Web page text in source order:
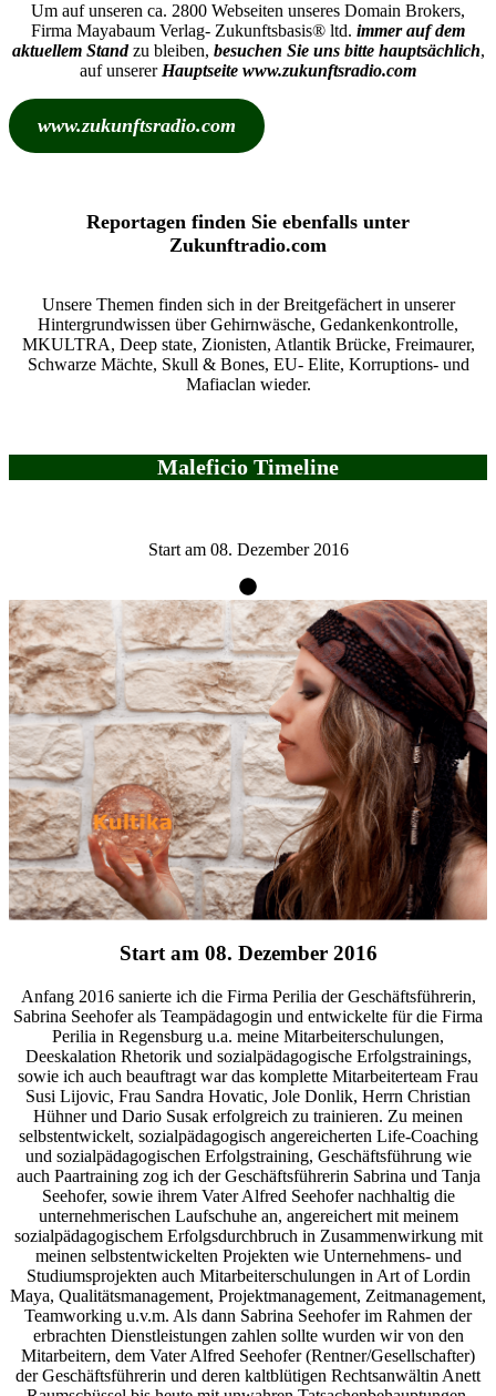
Um auf unseren ca. 2800 Webseiten unseres Domain Brokers,
Firma Mayabaum Verlag- Zukunftsbasis® ltd. immer auf dem
aktuellem Standzu bleiben, besuchen Sie uns bitte hauptsächlich,
auf unserer Hauptseite www.zukunftsradio.com
www.zukunftsradio.com
Reportagen finden Sie ebenfalls unter
Zukunftradio.com
Unsere Themen finden sich in der Breitgefächert in unserer
Hintergrundwissen über Gehirnwäsche, Gedankenkontrolle,
MKULTRA, Deep state, Zionisten, Atlantik Brücke, Freimaurer,
Schwarze Mächte, Skull & Bones, EU- Elite, Korruptions- und
Mafiaclan wieder.
Maleficio Timeline
Start am 08. Dezember 2016
Start am 08. Dezember 2016
Anfang 2016 sanierte ich die Firma Perilia der Geschäftsführerin,
Sabrina Seehofer als Teampädagogin und entwickelte für die Firma
Perilia in Regensburg u.a. meine Mitarbeiterschulungen,
Deeskalation Rhetorik und sozialpädagogische Erfolgstrainings,
sowie ich auch beauftragt war das komplette Mitarbeiterteam Frau
Susi Lijovic, Frau Sandra Hovatic, Jole Donlik, Herrn Christian
Hühner und Dario Susak erfolgreich zu trainieren. Zu meinen
selbstentwickelt, sozialpädagogisch angereicherten Life-Coaching
und sozialpädagogischen Erfolgstraining, Geschäftsführung wie
auch Paartraining zog ich der Geschäftsführerin Sabrina und Tanja
Seehofer, sowie ihrem Vater Alfred Seehofer nachhaltig die
unternehmerischen Laufschuhe an, angereichert mit meinem
sozialpädagogischem Erfolgsdurchbruch in Zusammenwirkung mit
meinen selbstentwickelten Projekten wie Unternehmens- und
Studiumsprojekten auch Mitarbeiterschulungen in Art of Lordin
Maya, Qualitätsmanagement, Projektmanagement, Zeitmanagement,
Teamworking u.v.m. Als dann Sabrina Seehofer im Rahmen der
erbrachten Dienstleistungen zahlen sollte wurden wir von den
Mitarbeitern, dem Vater Alfred Seehofer (Rentner/Gesellschafter)
der Geschäftsführerin und deren kaltblütigen Rechtsanwältin Anett